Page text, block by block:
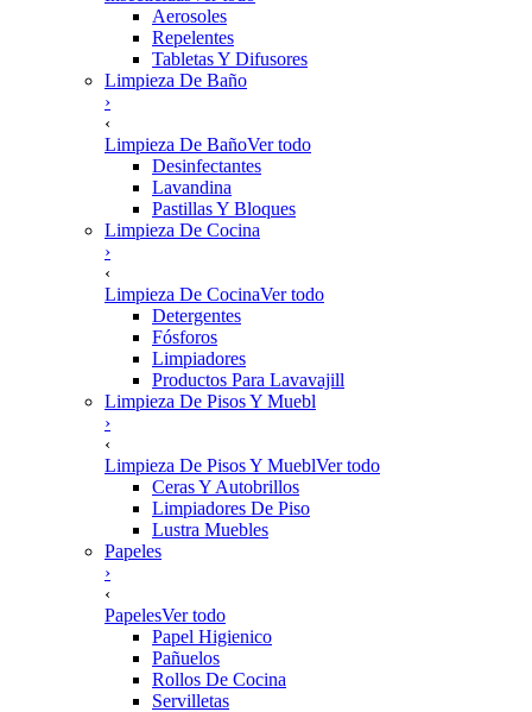
Aerosoles
Repelentes
Tabletas Y Difusores
Limpieza De Baño
›
‹
Limpieza De BañoVer todo
Desinfectantes
Lavandina
Pastillas Y Bloques
Limpieza De Cocina
›
‹
Limpieza De CocinaVer todo
Detergentes
Fósforos
Limpiadores
Productos Para Lavavajill
Limpieza De Pisos Y Muebl
›
‹
Limpieza De Pisos Y MueblVer todo
Ceras Y Autobrillos
Limpiadores De Piso
Lustra Muebles
Papeles
›
‹
PapelesVer todo
Papel Higienico
Pañuelos
Rollos De Cocina
Servilletas